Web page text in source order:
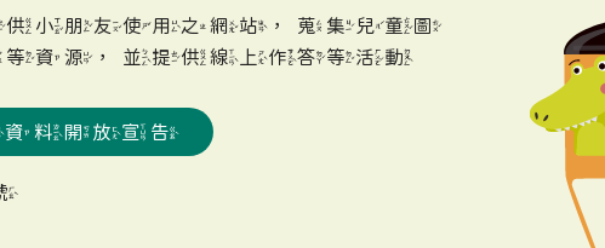
小朋友使用之網站，蒐集兒童圖
等資源，並提供線上作答等活動
資料開放宣告